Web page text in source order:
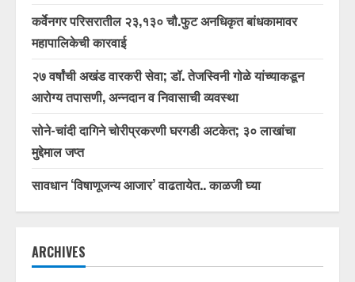
कर्वेनगर परिसरातील २३,१३० चौ.फुट अनधिकृत बांधकामावर
महापालिकेची कारवाई
२७ वर्षांची अखंड वारकरी सेवा; डॉ. तेजस्विनी गोळे यांच्याकडून
आरोग्य तपासणी, अन्नदान व निवासाची व्यवस्था
सोने-चांदी दागिने चोरीप्रकरणी घरगडी अटकेत; ३० लाखांचा
मुद्देमाल जप्त
सावधान ‘विषाणूजन्य आजार’ वाढतायेत.. काळजी घ्या
ARCHIVES